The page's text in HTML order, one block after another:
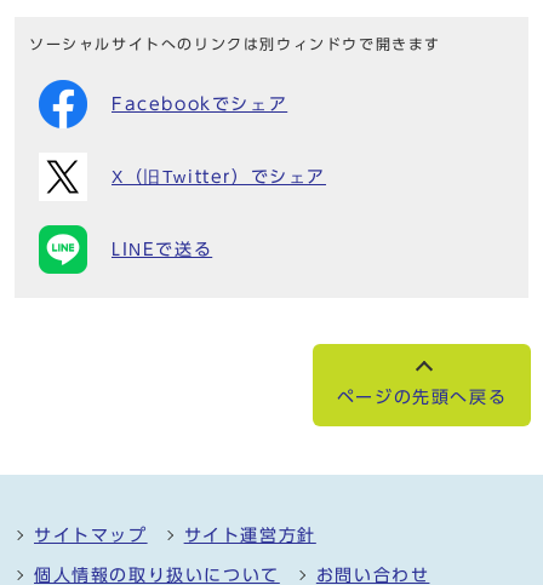
ソーシャルサイトへのリンクは別ウィンドウで開きます
Facebookでシェア
X（旧Twitter）でシェア
LINEで送る
ページの先頭へ戻る
サイトマップ サイト運営方針
個人情報の取り扱いについて お問い合わせ